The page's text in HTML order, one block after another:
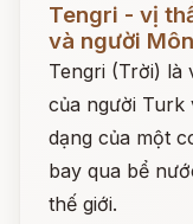
Tengri - vị
và người
Tengri (Trời) là
của người Turk
dạng của một
bay qua bể
thế giới.